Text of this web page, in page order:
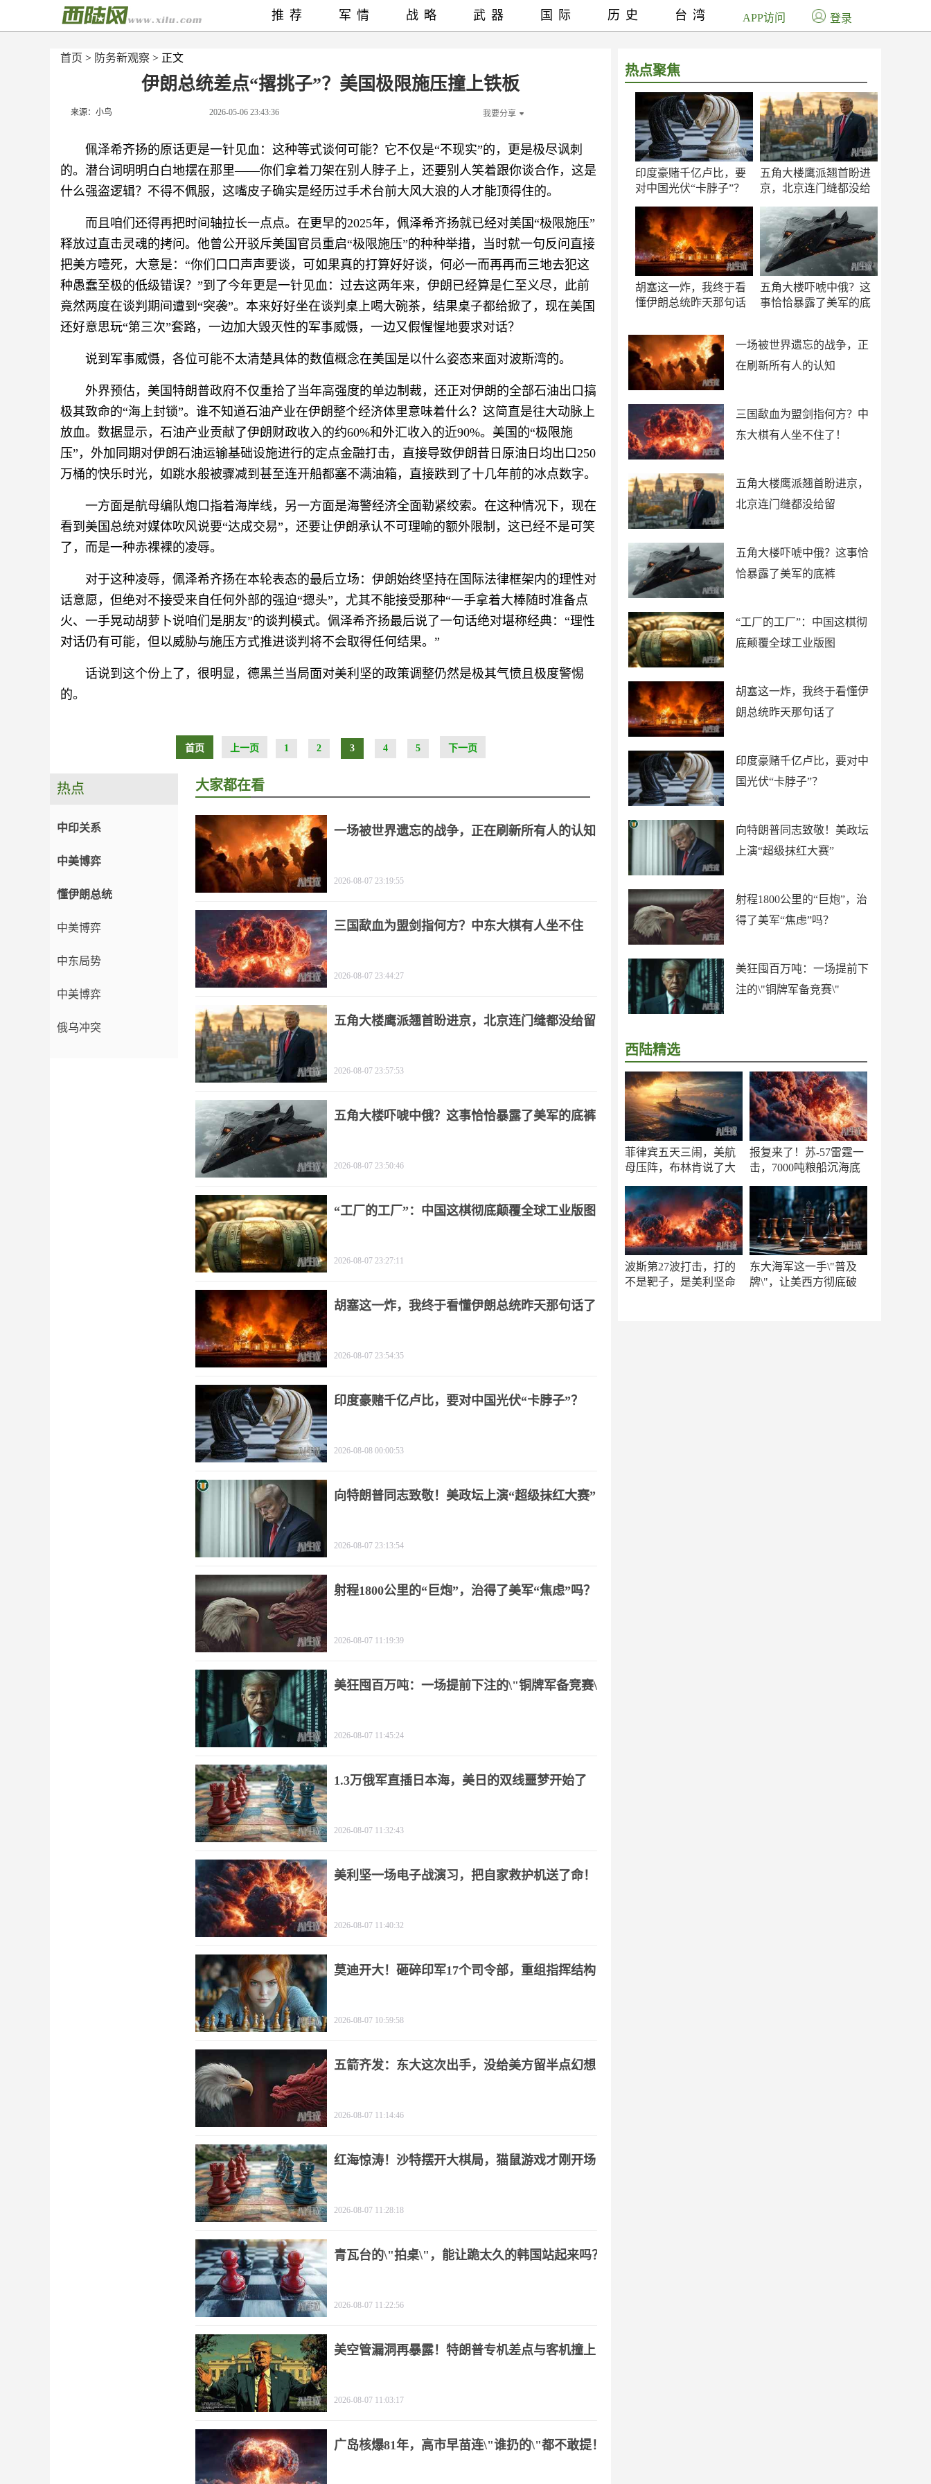
首页 > 防务新观察 > 正文
伊朗总统差点“撂挑子”？美国极限施压撞上铁板
来源：小鸟 2026-05-06 23:43:36 我要分享
佩泽希齐扬的原话更是一针见血：这种等式谈何可能？它不仅是“不现实”的，更是极尽讽刺
的。潜台词明明白白地摆在那里——你们拿着刀架在别人脖子上，还要别人笑着跟你谈合作，这是
什么强盗逻辑？不得不佩服，这嘴皮子确实是经历过手术台前大风大浪的人才能顶得住的。
而且咱们还得再把时间轴拉长一点点。在更早的2025年，佩泽希齐扬就已经对美国“极限施压”
释放过直击灵魂的拷问。他曾公开驳斥美国官员重启“极限施压”的种种举措，当时就一句反问直接
把美方噎死，大意是：“你们口口声声要谈，可如果真的打算好好谈，何必一而再再而三地去犯这
种愚蠢至极的低级错误？”到了今年更是一针见血：过去这两年来，伊朗已经算是仁至义尽，此前
竟然两度在谈判期间遭到“突袭”。本来好好坐在谈判桌上喝大碗茶，结果桌子都给掀了，现在美国
还好意思玩“第三次”套路，一边加大毁灭性的军事威慑，一边又假惺惺地要求对话？
说到军事威慑，各位可能不太清楚具体的数值概念在美国是以什么姿态来面对波斯湾的。
外界预估，美国特朗普政府不仅重拾了当年高强度的单边制裁，还正对伊朗的全部石油出口搞
极其致命的“海上封锁”。谁不知道石油产业在伊朗整个经济体里意味着什么？这简直是往大动脉上
放血。数据显示，石油产业贡献了伊朗财政收入的约60%和外汇收入的近90%。美国的“极限施
压”，外加同期对伊朗石油运输基础设施进行的定点金融打击，直接导致伊朗昔日原油日均出口250
万桶的快乐时光，如跳水般被骤减到甚至连开船都塞不满油箱，直接跌到了十几年前的冰点数字。
一方面是航母编队炮口指着海岸线，另一方面是海警经济全面勒紧绞索。在这种情况下，现在
看到美国总统对媒体吹风说要“达成交易”，还要让伊朗承认不可理喻的额外限制，这已经不是可笑
了，而是一种赤裸裸的凌辱。
对于这种凌辱，佩泽希齐扬在本轮表态的最后立场：伊朗始终坚持在国际法律框架内的理性对
话意愿，但绝对不接受来自任何外部的强迫“摁头”，尤其不能接受那种“一手拿着大棒随时准备点
火、一手晃动胡萝卜说咱们是朋友”的谈判模式。佩泽希齐扬最后说了一句话绝对堪称经典：“理性
对话仍有可能，但以威胁与施压方式推进谈判将不会取得任何结果。”
话说到这个份上了，很明显，德黑兰当局面对美利坚的政策调整仍然是极其气愤且极度警惕
的。
首页 上一页 1 2 3 4 5 下一页
热点聚焦
印度豪赌千亿卢比，要
对中国光伏“卡脖子”？
五角大楼鹰派翘首盼进
京，北京连门缝都没给
胡塞这一炸，我终于看
懂伊朗总统昨天那句话
五角大楼吓唬中俄？这
事恰恰暴露了美军的底
一场被世界遗忘的战争，正
在刷新所有人的认知
三国歃血为盟剑指何方？中
东大棋有人坐不住了！
五角大楼鹰派翘首盼进京，
北京连门缝都没给留
五角大楼吓唬中俄？这事恰
恰暴露了美军的底裤
“工厂的工厂”：中国这棋彻
底颠覆全球工业版图
胡塞这一炸，我终于看懂伊
朗总统昨天那句话了
印度豪赌千亿卢比，要对中
国光伏“卡脖子”？
向特朗普同志致敬！美政坛
上演“超级抹红大赛”
射程1800公里的“巨炮”，治
得了美军“焦虑”吗？
美狂囤百万吨：一场提前下
注的\"铜牌军备竞赛\"
西陆精选
菲律宾五天三闹，美航
母压阵，布林肯说了大
报复来了！苏-57雷霆一
击，7000吨粮船沉海底
波斯第27波打击，打的
不是靶子，是美利坚命
东大海军这一手\"普及
牌\"，让美西方彻底破
推荐 军情 战略 武器 国际 历史 台湾 APP访问 登录
热点
中印关系
中美博弈
懂伊朗总统
中美博弈
中东局势
中美博弈
俄乌冲突
大家都在看
一场被世界遗忘的战争，正在刷新所有人的认知
2026-08-07 23:19:55
三国歃血为盟剑指何方？中东大棋有人坐不住
2026-08-07 23:44:27
五角大楼鹰派翘首盼进京，北京连门缝都没给留
2026-08-07 23:57:53
五角大楼吓唬中俄？这事恰恰暴露了美军的底裤
2026-08-07 23:50:46
“工厂的工厂”：中国这棋彻底颠覆全球工业版图
2026-08-07 23:27:11
胡塞这一炸，我终于看懂伊朗总统昨天那句话了
2026-08-07 23:54:35
印度豪赌千亿卢比，要对中国光伏“卡脖子”？
2026-08-08 00:00:53
向特朗普同志致敬！美政坛上演“超级抹红大赛”
2026-08-07 23:13:54
射程1800公里的“巨炮”，治得了美军“焦虑”吗？
2026-08-07 11:19:39
美狂囤百万吨：一场提前下注的\"铜牌军备竞赛\"
2026-08-07 11:45:24
1.3万俄军直插日本海，美日的双线噩梦开始了
2026-08-07 11:32:43
美利坚一场电子战演习，把自家救护机送了命！
2026-08-07 11:40:32
莫迪开大！砸碎印军17个司令部，重组指挥结构
2026-08-07 10:59:58
五箭齐发：东大这次出手，没给美方留半点幻想
2026-08-07 11:14:46
红海惊涛！沙特摆开大棋局，猫鼠游戏才刚开场
2026-08-07 11:28:18
青瓦台的\"拍桌\"，能让跪太久的韩国站起来吗？
2026-08-07 11:22:56
美空管漏洞再暴露！特朗普专机差点与客机撞上
2026-08-07 11:03:17
广岛核爆81年，高市早苗连\"谁扔的\"都不敢提！